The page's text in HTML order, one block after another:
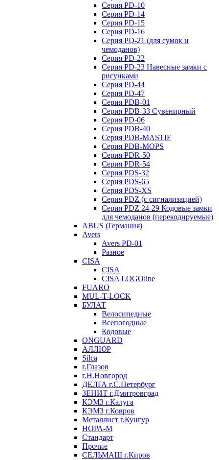
Серия PD-10
Серия PD-14
Серия PD-15
Серия PD-16
Серия PD-21 (для сумок и
чемоданов)
Серия PD-22
Серия PD-23 Навесные замки с
рисунками
Серия PD-44
Серия PD-47
Серия PDB-01
Серия PDB-33 Сувенирный
Серия PD-06
Серия PDB-40
Серия PDB-MASTIF
Серия PDB-MOPS
Серия PDR-50
Серия PDR-54
Серия PDS-32
Серия PDS-65
Серия PDS-XS
Серия PDZ (с сигнализацией)
Серия PDZ 24-29 Кодовые замки
для чемоданов (перекодируемые)
ABUS (Германия)
Avers
Avers PD-01
Разное
CISA
CISA
CISA LOGOline
FUARO
MUL-T-LOCK
БУЛАТ
Велосипедные
Всепогодные
Кодовые
ONGUARD
АЛЛЮР
Silca
г.Глазов
г.Н.Новгород
ДЕЛГА г.С.Петербург
ЗЕНИТ г.Дмитровград
КЭМЗ г.Калуга
КЭМЗ г.Ковров
Металлист г.Кунгур
НОРА-М
Стандарт
Прочие
СЕЛЬМАШ г.Киров